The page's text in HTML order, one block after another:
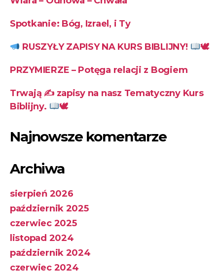
Spotkanie: Bóg, Izrael, i Ty
RUSZYŁY ZAPISY NA KURS BIBLIJNY! 🕊
PRZYMIERZE – Potęga relacji z Bogiem
Trwają ✍zapisy na nasz Tematyczny Kurs
Biblijny.
🕊
Najnowsze komentarze
Archiwa
sierpień 2026
październik 2025
czerwiec 2025
listopad 2024
październik 2024
czerwiec 2024